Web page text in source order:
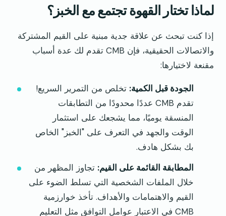
لماذا تختار القهوة تجتمع مع الخبز؟
إذا كنت تبحث عن علاقة جدية مبنية على القيم المشتركة
والاتصالات الحقيقية، فإن CMB تقدم لك عدة أسباب
مقنعة لاختيارها:
الجودة قبل الكمية: تخلص من التمرير السريع!
تقدم CMB عددًا محدودًا من التطابقات
المنسقة يوميًا، مما يشجعك على استثمار
الوقت والجهد في التعرف على "الخبز" الخاص
بك بشكل هادف.
المطابقة القائمة على القيم: تجاوز المظهر من
خلال الملفات الشخصية التي تسلط الضوء على
القيم والاهتمامات والأهداف. تأخذ خوارزمية
CMB في الاعتبار عوامل التوافق مثل التعليم